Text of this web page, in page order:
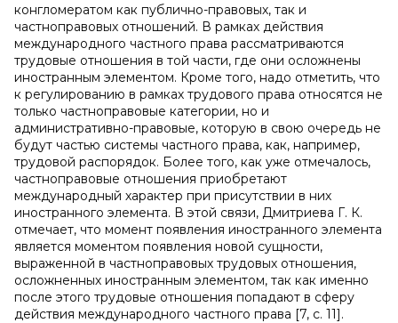
конгломератом как публично-правовых, так и
частноправовых отношений. В рамках действия
международного частного права рассматриваются
трудовые отношения в той части, где они осложнены
иностранным элементом. Кроме того, надо отметить, что
к регулированию в рамках трудового права относятся не
только частноправовые категории, но и
административно-правовые, которую в свою очередь не
будут частью системы частного права, как, например,
трудовой распорядок. Более того, как уже отмечалось,
частноправовые отношения приобретают
международный характер при присутствии в них
иностранного элемента. В этой связи, Дмитриева Г. К.
отмечает, что момент появления иностранного элемента
является моментом появления новой сущности,
выраженной в частноправовых трудовых отношения,
осложненных иностранным элементом, так как именно
после этого трудовые отношения попадают в сферу
действия международного частного права [7, c. 11].